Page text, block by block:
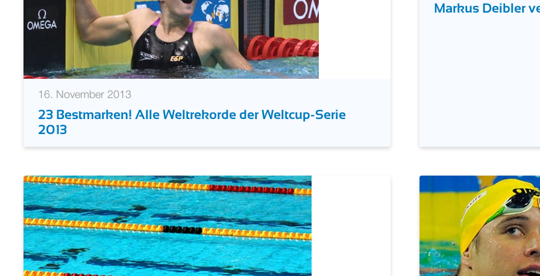
16. November 2013
23 Bestmarken! Alle Weltrekorde der Weltcup-Serie
2013
Markus Deibler